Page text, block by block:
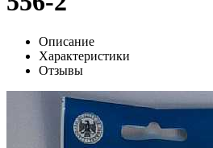
Описание
Характеристики
Отзывы